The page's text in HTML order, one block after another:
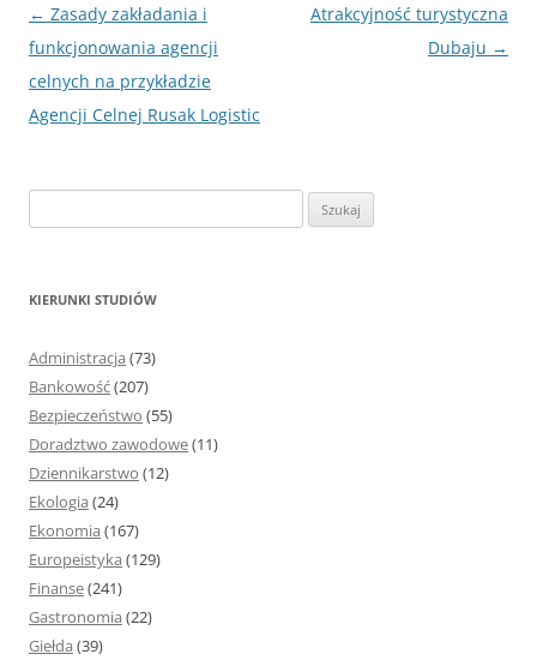
Nawigacja
wpisu
← Zasady zakładania i
funkcjonowania agencji
celnych na przykładzie
Agencji Celnej Rusak Logistic
Atrakcyjność turystyczna
Dubaju →
z
KIERUNKI STUDIÓW
Administracja (73)
Bankowość(207)
Bezpieczeństwo (55)
Doradztwo zawodowe(11)
Dziennikarstwo (12)
Ekologia (24)
Ekonomia (167)
Europeistyka (129)
Finanse(241)
Gastronomia (22)
Giełda (39)